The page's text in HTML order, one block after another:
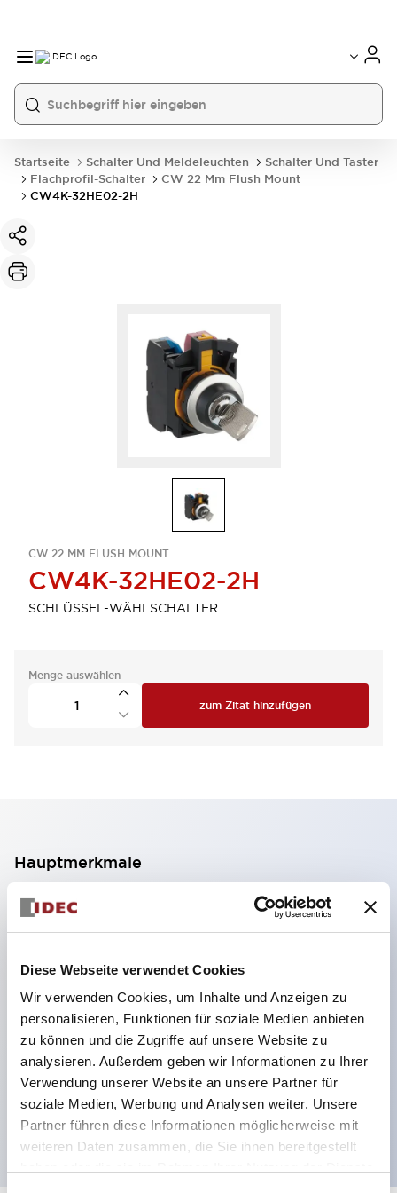
Diese Webseite verwendet Cookies
Wir verwenden Cookies, um Inhalte und Anzeigen zu
personalisieren, Funktionen für soziale Medien anbieten
zu können und die Zugriffe auf unsere Website zu
analysieren. Außerdem geben wir Informationen zu Ihrer
Verwendung unserer Website an unsere Partner für
soziale Medien, Werbung und Analysen weiter. Unsere
Partner führen diese Informationen möglicherweise mit
weiteren Daten zusammen, die Sie ihnen bereitgestellt
Startseite Schalter Und Meldeleuchten
Schalter Und Taster
Flachprofil-Schalter
CW 22 Mm Flush Mount
CW4K-32HE02-2H
CW 22 MM FLUSH MOUNT
CW4K-32HE02-2H
SCHLÜSSEL-WÄHLSCHALTER
Menge auswählen
zum Zitat hinzufügen
Hauptmerkmale
2-Kontakt-Block mit 2 Stufen, ermöglicht eine 4-
Kontakt-Konfiguration (Gewährleistung der
Isolierung zwischen den 2 Kontakten).
59,9 mm (※ 22-stufiger Kontaktblock).
Platzsparendes Design möglich.
Sicherheitsstruktur der 3. Generation: 2-Aktions-
Freisetzung, integrierter Schutz, IP20-
Fingerschutzstruktur